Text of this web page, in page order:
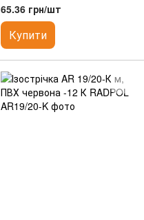
65.36 грн/шт
Купити